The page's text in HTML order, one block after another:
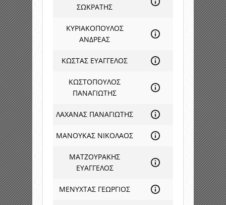
ΣΩΚΡΑΤΗΣ
ΚΥΡΙΑΚΟΠΟΥΛΟΣ
ΑΝΔΡΕΑΣ
ΚΩΣΤΑΣ ΕΥΑΓΓΕΛΟΣ
ΚΩΣΤΟΠΟΥΛΟΣ
ΠΑΝΑΓΙΩΤΗΣ
ΛΑΧΑΝΑΣ ΠΑΝΑΓΙΩΤΗΣ
ΜΑΝΟΥΚΑΣ ΝΙΚΟΛΑΟΣ
ΜΑΤΖΟΥΡΑΚΗΣ
ΕΥΑΓΓΕΛΟΣ
ΜΕΝΥΧΤΑΣ ΓΕΩΡΓΙΟΣ